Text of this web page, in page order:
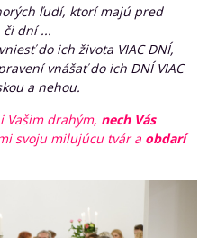
ľudí, ktorí majú pred
či dní ...
do ich života VIAC DNÍ,
vnášať do ich DNÍ VIAC
a nehou.
Vašim drahým, nech Vás
svoju milujúcu tvár a obdarí